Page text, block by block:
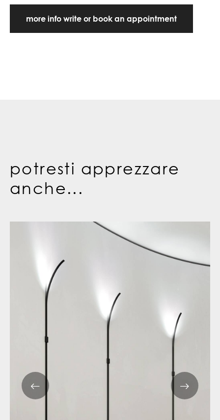
more info write or book an appointment
potresti apprezzare
anche...